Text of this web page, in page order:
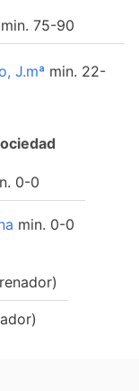
min. 75-90
J.mª min. 22-
0-0
min. 0-0